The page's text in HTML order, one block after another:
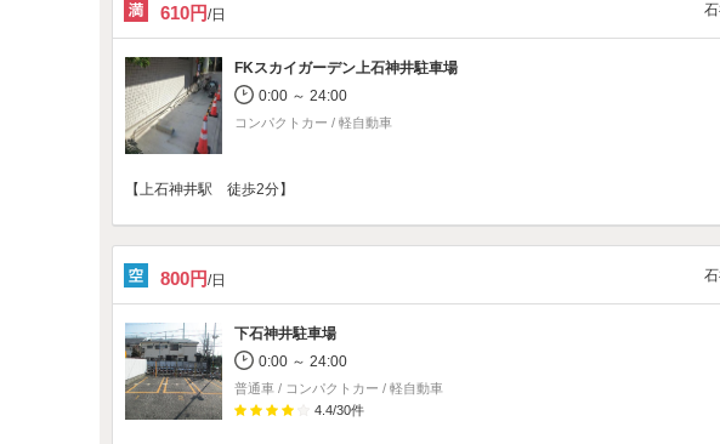
610円/日
FKスカイガーデン上石神井駐車場
0:00 ～ 24:00
コンパクトカー / 軽自動車
【上石神井駅 徒歩2分】
800円/日
下石神井駐車場
0:00 ～ 24:00
普通車 / コンパクトカー / 軽自動車
4.4/30件